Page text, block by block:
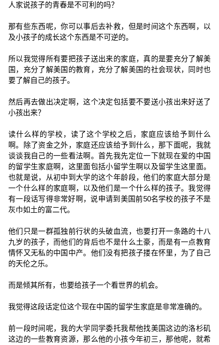
人家说孩子的青春是不可利的吗？
那有些东西呢，你可以事后去补救，但是时间这个东西啊，以
及小孩子的成长这个东西是不可逆的。
所以我觉得所有要把孩子送出来的家庭，真的是要充分了解美
国，充分了解美国的教育，充分了解美国的社会现状，同时也
要了解自己的孩子。
然后再去做出决定啊，这个决定包括要不要送小孩出来好送了
小孩出来？
读什么样的学校，读了这个学校之后，家庭应该给予到什么
啊。除了资金之外，家庭还应该给予到什么，那下面呢，我就
谈谈我自己的一些看法啊。首先我先定位一下就现在爱的中国
的留学生家庭啊，这里面包括小留学生啊以及留学生这里面。
也就是说，从初中到大学的这个年龄段，他们的家庭大部分是
一个什么样的家庭啊，以及他们是一个什么样的孩子。我觉得
有一段话写得非常好啊，说申请到美国前50名学校的孩子不是
灰巾如土的富二代。
他们只是一群孤独前行状的头破血流，也要打开一条路的十八
九岁的孩子，而他们的背后也不是什么土豪，而是有一点教育
情怀又无私的中国中产。他们没有把孩子搂在怀里，为了自己
的天伦之乐。
而是倾其所有，也要给孩子一个看世界的机会。
我觉得这段话定位这个现在中国的留学生家庭是非常准确的。
前一段时间呢，我的大学同学委托我帮他找美国这边的洛杉矶
这边的一些教育资源，那么他的小孩今年初三，那他呢，就希